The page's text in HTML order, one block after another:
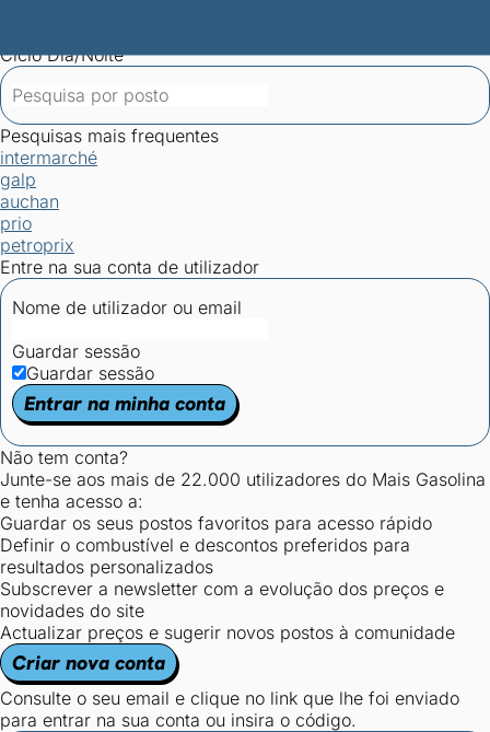
Ciclo Dia/Noite
Pesquisas mais frequentes
intermarché
galp
auchan
prio
petroprix
Entre na sua conta de utilizador
Nome de utilizador ou email
Guardar sessão
Guardar sessão
Entrar na minha conta
Não tem conta?
Junte-se aos mais de 22.000 utilizadores do Mais Gasolina
e tenha acesso a:
Guardar os seus postos favoritos para acesso rápido
Definir o combustível e descontos preferidos para
resultados personalizados
Subscrever a newsletter com a evolução dos preços e
novidades do site
Actualizar preços e sugerir novos postos à comunidade
Criar nova conta
Consulte o seu email e clique no link que lhe foi enviado
para entrar na sua conta ou insira o código.